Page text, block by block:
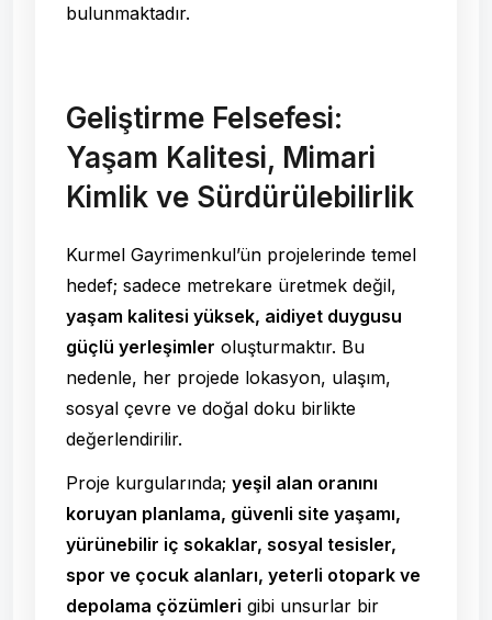
bulunmaktadır.
Geliştirme Felsefesi:
Yaşam Kalitesi, Mimari
Kimlik ve Sürdürülebilirlik
Kurmel Gayrimenkul’ün projelerinde temel
hedef; sadece metrekare üretmek değil,
yaşam kalitesi yüksek, aidiyet duygusu
güçlü yerleşimler oluşturmaktır. Bu
nedenle, her projede lokasyon, ulaşım,
sosyal çevre ve doğal doku birlikte
değerlendirilir.
Proje kurgularında; yeşil alan oranını
koruyan planlama, güvenli site yaşamı,
yürünebilir iç sokaklar, sosyal tesisler,
spor ve çocuk alanları, yeterli otopark ve
depolama çözümleri gibi unsurlar bir